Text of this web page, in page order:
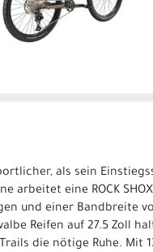
als sein
arbeitet eine ROCK SHOX
und einer Bandbreite
Reifen auf 27.5 Zoll
die nötige Ruhe. Mit